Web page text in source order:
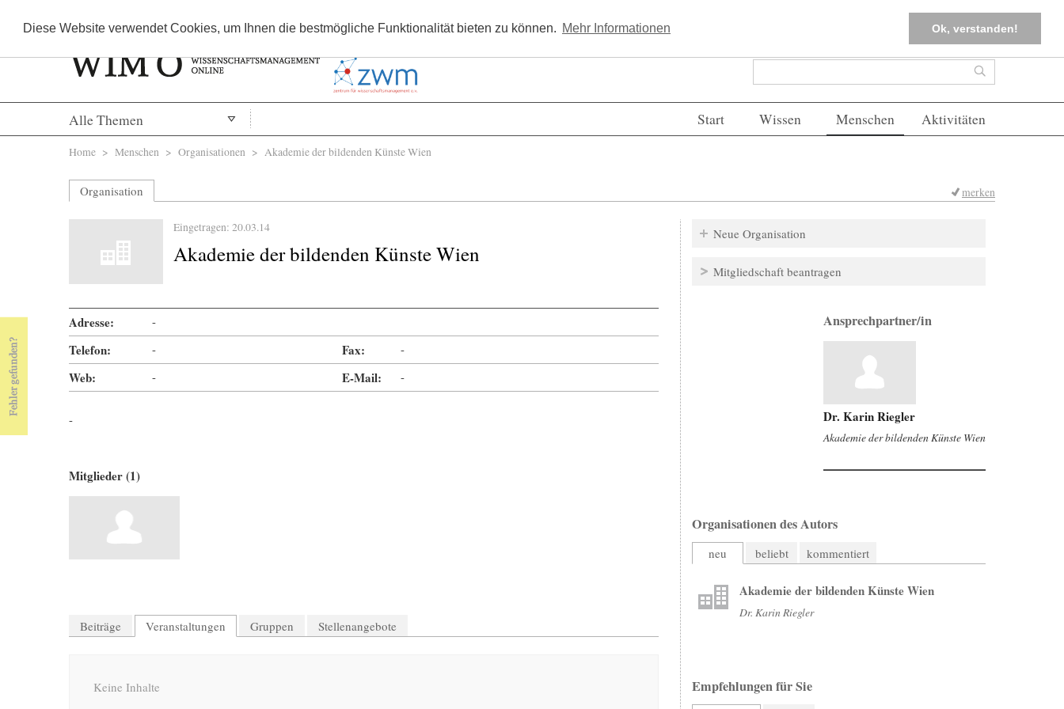
Diese Website verwendet Cookies, um Ihnen die bestmögliche Funktionalität bieten zu können. Mehr Informationen Ok, verstanden!
Kostenlos registrieren FAQs Einloggen
Suchformular Suche
Alle Themen Start Wissen Menschen Aktivitäten
Sie sind hier
Home > Menschen > Organisationen > Akademie der bildenden Künste Wien
Organisation merken
Eingetragen: 20.03.14
Akademie der bildenden Künste Wien
Adresse: -
Telefon: - Fax: -
Web: - E-Mail: -
-
Mitglieder (1)
Beiträge Veranstaltungen Gruppen Stellenangebote
Keine Inhalte
Neue Organisation
Mitgliedschaft beantragen
Ansprechpartner/in
Dr. Karin Riegler
Akademie der bildenden Künste Wien
Organisationen des Autors
neu beliebt kommentiert
Akademie der bildenden Künste Wien
Dr. Karin Riegler
Empfehlungen für Sie